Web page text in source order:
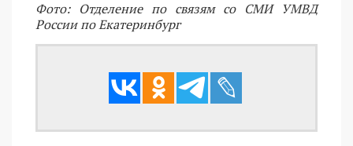
Фото: Отделение по связям со СМИ УМВД
России по Екатеринбург